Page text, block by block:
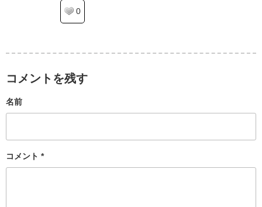
0
コメントを残す
コメント *
名前